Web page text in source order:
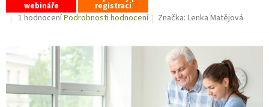
webináře registraci
Průměrné
5,0
z
5
hvězdiček.
1 hodnoceníPodrobnosti hodnocení Značka:Lenka Matějová